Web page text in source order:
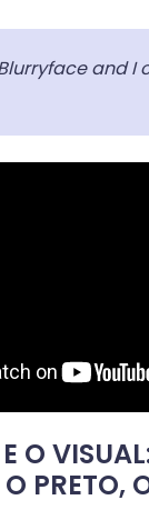
and I
O
PRETO,